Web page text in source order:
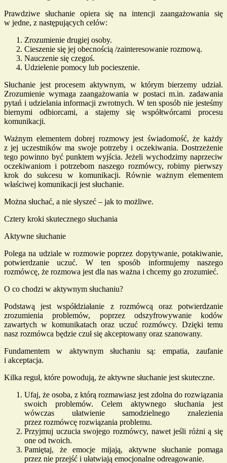
Prawdziwe słuchanie opiera się na intencji zaangażowania się
w jedne, z następujących celów:
Zrozumienie drugiej osoby.
Cieszenie się jej obecnością /zainteresowanie rozmową.
Nauczenie się czegoś.
Udzielenie pomocy lub pocieszenie.
Słuchanie jest procesem aktywnym, w którym bierzemy udział.
Zrozumienie wymaga zaangażowania w postaci m.in. zadawania
pytań i udzielania informacji zwrotnych. W ten sposób nie jesteśmy
biernymi odbiorcami, a stajemy się współtwórcami procesu
komunikacji.
Ważnym elementem dobrej rozmowy jest świadomość, że każdy
z jej uczestników ma swoje potrzeby i oczekiwania. Dostrzeżenie
tego powinno być punktem wyjścia. Jeżeli wychodzimy naprzeciw
oczekiwaniom i potrzebom naszego rozmówcy, robimy pierwszy
krok do sukcesu w komunikacji. Równie ważnym elementem
właściwej komunikacji jest słuchanie.
Można słuchać, a nie słyszeć – jak to możliwe.
Cztery kroki skutecznego słuchania
Aktywne słuchanie
Polega na udziale w rozmowie poprzez dopytywanie, potakiwanie,
potwierdzanie uczuć. W ten sposób informujemy naszego
rozmówcę, że rozmowa jest dla nas ważna i chcemy go zrozumieć.
O co chodzi w aktywnym słuchaniu?
Podstawą jest współdziałanie z rozmówcą oraz potwierdzanie
zrozumienia problemów, poprzez odszyfrowywanie kodów
zawartych w komunikatach oraz uczuć rozmówcy. Dzięki temu
nasz rozmówca będzie czuł się akceptowany oraz szanowany.
Fundamentem w aktywnym słuchaniu są: empatia, zaufanie
i akceptacja.
Kilka reguł, które powodują, że aktywne słuchanie jest skuteczne.
Ufaj, że osoba, z którą rozmawiasz jest zdolna do rozwiązania
swoich problemów. Celem aktywnego słuchania jest
wówczas ułatwienie samodzielnego znalezienia
przez rozmówcę rozwiązania problemu.
Przyjmuj uczucia swojego rozmówcy, nawet jeśli różni ą się
one od twoich.
Pamiętaj, że emocje mijają, aktywne słuchanie pomaga
przez nie przejść i ułatwiają emocjonalne odreagowanie.